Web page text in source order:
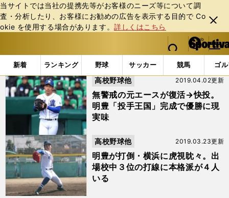
当サイトでは当社の提携先等がお客様のニーズ等について調
査・分析したり、お客様にお勧めの広告を表⽰する⽬的で Co
okie を使⽤する場合があります。詳しくはこちら
閉じ
る
web Sportiva (webスポルティーバ)
検索
マイペ
ー
ジ
メニュ
新着 ランキング 野球 サッカー 競馬 ゴ
b
ス
ポ
ル
テ
ィ
バ
「#寺迫涼生」の最新ニュース・ 情報
無警戒の元エースが復活→快投。
明豊「投手王国」完成で優勝に現
実味
2019.04.02更新
高校野球他
明豊が打倒・横浜に虎視眈々。出
場校中３位の打線に本格派が４人
いる
2019.03.23更新
高校野球他